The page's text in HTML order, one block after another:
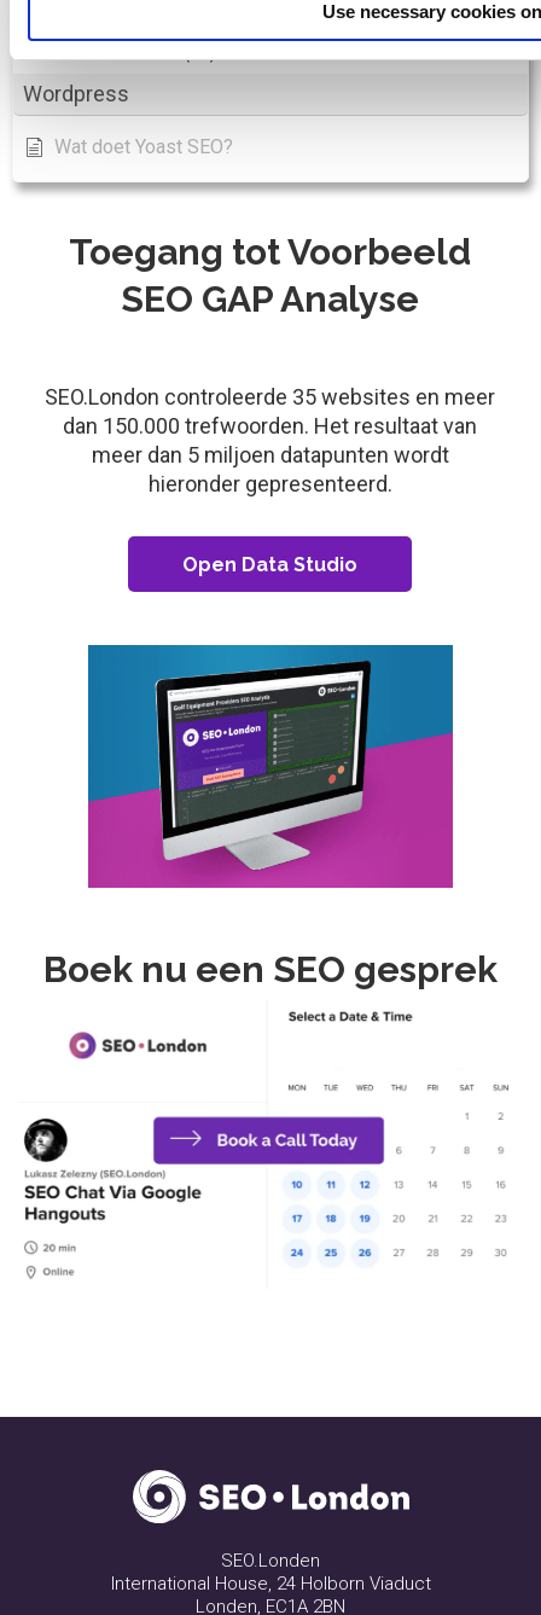
Use necessary cookies
Seo Audit - Beste SEO Tool Directoy
Wordpress
Wat doet Yoast SEO?
Toegang tot Voorbeeld
SEO GAP Analyse
SEO.London controleerde 35 websites en meer
dan 150.000 trefwoorden. Het resultaat van
meer dan 5 miljoen datapunten wordt
hieronder gepresenteerd.
Open Data Studio
Boek nu een SEO gesprek
SEO.Londen
International House, 24 Holborn Viaduct
Londen, EC1A 2BN